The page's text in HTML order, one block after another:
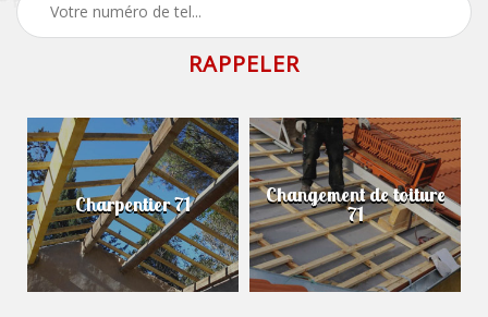
Charpentier 71 Changement de toiture
71